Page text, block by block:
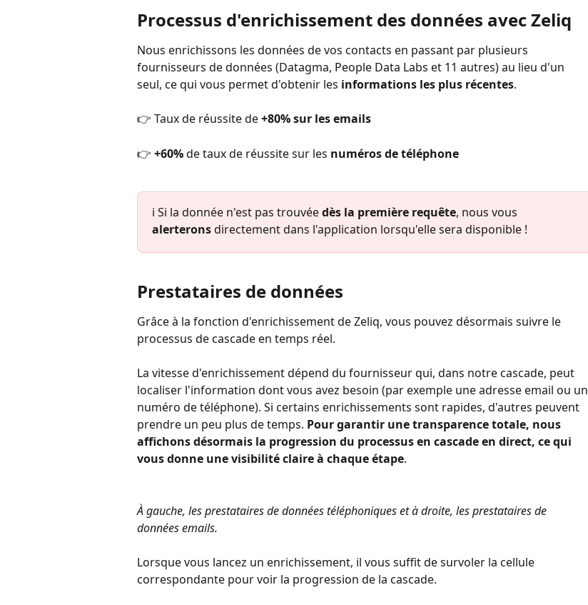
Processus d'enrichissement des données avec Zeliq
Nous enrichissons les données de vos contacts en passant par plusieurs
fournisseurs de données (Datagma, People Data Labs et 11 autres) au lieu d'un
seul, ce qui vous permet d'obtenir les informations les plus récentes.
👉 Taux de réussite de +80% sur les emails
👉 +60% de taux de réussitesur les numéros de téléphone
ℹ️ Si la donnée n'est pas trouvée dès la première requête, nous vous
alerterons directement dans l'application lorsqu'elle sera disponible !
Prestataires de données
Grâce à la fonction d'enrichissement de Zeliq, vous pouvez désormais suivre le
processus de cascade en temps réel.
La vitesse d'enrichissement dépend du fournisseur qui, dans notre cascade, peut
localiser l'information dont vous avez besoin (par exemple une adresse email ou un
numéro de téléphone). Si certains enrichissements sont rapides, d'autres peuvent
prendre un peu plus de temps. Pour garantir une transparence totale, nous
affichons désormais la progression du processus en cascade en direct, ce qui
vous donne une visibilité claire à chaque étape.
À gauche, les prestataires de données téléphoniques et à droite, les prestataires de
données emails.
Lorsque vous lancez un enrichissement, il vous suffit de survoler la cellule
correspondante pour voir la progression de la cascade.